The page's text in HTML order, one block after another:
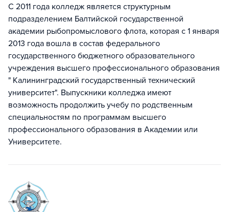
С 2011 года колледж является структурным
подразделением Балтийской государственной
академии рыбопромыслового флота, которая с 1 января
2013 года вошла в состав федерального
государственного бюджетного образовательного
учреждения высшего профессионального образования
" Калининградский государственный технический
университет". Выпускники колледжа имеют
возможность продолжить учебу по родственным
специальностям по программам высшего
профессионального образования в Академии или
Университете.